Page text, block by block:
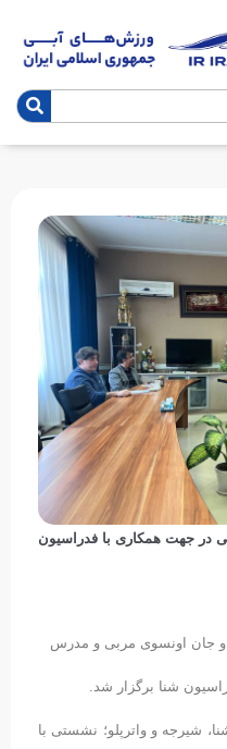
جهت همکاری با فدراسیون
جان اونسوی مربی و مدرس
شنا برگزار شد.
شیرجه و واترپلو؛ نشستی با